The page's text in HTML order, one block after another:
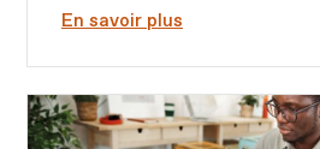
En savoir plus
Fichier